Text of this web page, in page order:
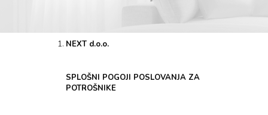
NEXT d.o.o.
SPLOŠNI POGOJI POSLOVANJA ZA
POTROŠNIKE